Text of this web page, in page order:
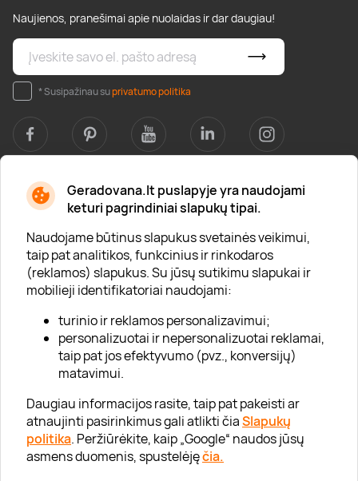
Geradovana.lt puslapyje yra naudojami
keturi pagrindiniai slapukų tipai.
Naudojame būtinus slapukus svetainės veikimui,
taip pat analitikos, funkcinius ir rinkodaros
(reklamos) slapukus. Su jūsų sutikimu slapukai ir
mobilieji identifikatoriai naudojami:
turinio ir reklamos personalizavimui;
personalizuotai ir nepersonalizuotai reklamai,
taip pat jos efektyvumo (pvz., konversijų)
matavimui.
Daugiau informacijos rasite, taip pat pakeisti ar
atnaujinti pasirinkimus gali atlikti čiaSlapukų
politika. Peržiūrėkite, kaip „Google“ naudos jūsų
asmens duomenis, spustelėjęčia.
Naujienos, pranešimai apie nuolaidas ir dar daugiau!
* Susipažinau suprivatumo politika
Apie mus
Apie „Gera Dovana“
Lojalumo klubas
Karjera
Visi partneriai
Kontaktai
Tinklaraštis
Informacija